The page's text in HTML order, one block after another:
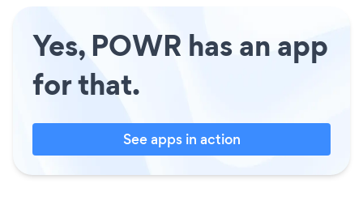
Yes, POWR has an app
for that.
See apps in action